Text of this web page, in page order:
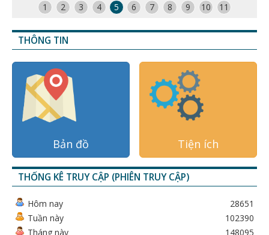
1 2 3 4 5 6 7 8 9 10 11
THÔNG TIN
Bản đồ Tiện ích
THỐNG KÊ TRUY CẬP (PHIÊN TRUY CẬP)
Hôm nay
Tuần này
Tháng này
28651
102390
148095